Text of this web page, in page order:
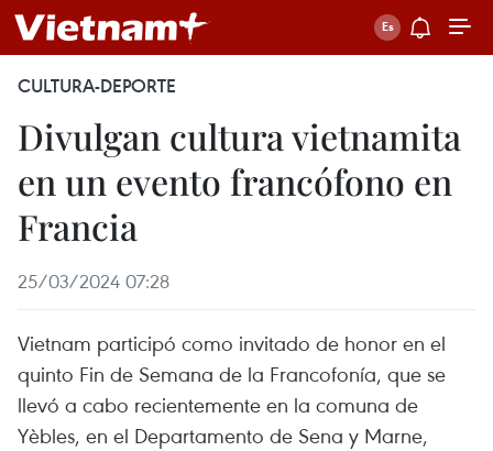
CULTURA-DEPORTE
Divulgan cultura vietnamita
en un evento francófono en
Francia
25/03/2024 07:28
Vietnam participó como invitado de honor en el
quinto Fin de Semana de la Francofonía, que se
llevó a cabo recientemente en la comuna de
Yèbles, en el Departamento de Sena y Marne,